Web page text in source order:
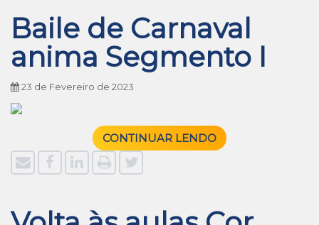
Baile de Carnaval
anima Segmento I
23 de Fevereiro de 2023
CONTINUAR LENDO